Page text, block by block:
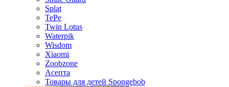
Splat
TePe
Twin Lotus
Waterpik
Wisdom
Xiaomi
Zoobzone
Асепта
Товары для детей Spongebob